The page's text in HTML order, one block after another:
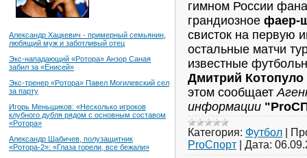
Александр Хацкевич - примерный семьянин,
любящий муж и заботливый отец
Экс-нападающий «Ротора» Анзор Саная
забил за «Енисей»
Экс-тренер «Ротора» Павел Могилевский сел
за парту
Игорь Меньщиков: «Несколько игроков
клубного дубля рядом с основным составом
«Ротора»
Александр Шабичев, полузащитник
«Ротора-2»: «Глаза горели, все бежали»
гимном России
грандиозное фаер-
свисток на первую
остальные матчи
известные
Дмитрий
этом сообщает
информации
Категория: Футбол
ProСпорт
Дата: